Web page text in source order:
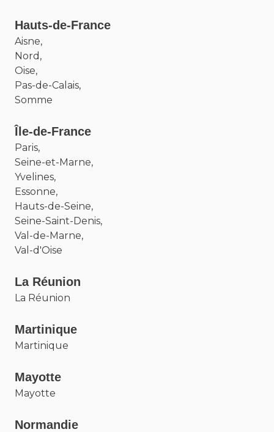
Hauts-de-France
Aisne,
Nord,
Oise,
Pas-de-Calais,
Somme
Île-de-France
Paris,
Seine-et-Marne,
Yvelines,
Essonne,
Hauts-de-Seine,
Seine-Saint-Denis,
Val-de-Marne,
Val-d'Oise
La Réunion
La Réunion
Martinique
Martinique
Mayotte
Mayotte
Normandie